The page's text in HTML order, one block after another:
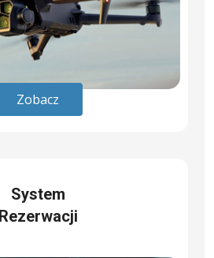
Zobacz
System
Rezerwacji